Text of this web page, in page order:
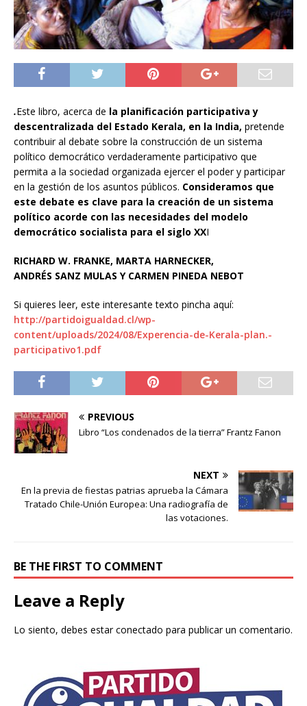
.Este libro, acerca de la planificación participativa y
descentralizada del Estado Kerala, en la India, pretende
contribuir al debate sobre la construcción de un sistema
político democrático verdaderamente participativo que
permita a la sociedad organizada ejercer el poder y participar
en la gestión de los asuntos públicos. Consideramos que
este debate es clave para la creación de un sistema
político acorde con las necesidades del modelo
democrático socialista para el siglo XXI
RICHARD W. FRANKE, MARTA HARNECKER,
ANDRÉS SANZ MULAS Y CARMEN PINEDA NEBOT
Si quieres leer, este interesante texto pincha aquí:
http://partidoigualdad.cl/wp-
content/uploads/2024/08/Experencia-de-Kerala-plan.-
participativo1.pdf
PREVIOUS
Libro “Los condenados de la tierra” Frantz Fanon
NEXT
En la previa de fiestas patrias aprueba la Cámara
Tratado Chile-Unión Europea: Una radiografía de
las votaciones.
BE THE FIRST TO COMMENT
Leave a Reply
Lo siento, debes estarconectado para publicar un comentario.